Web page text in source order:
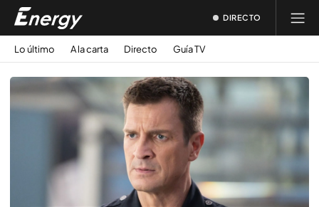
DIRECTO
Lo último A la carta Directo Guía TV